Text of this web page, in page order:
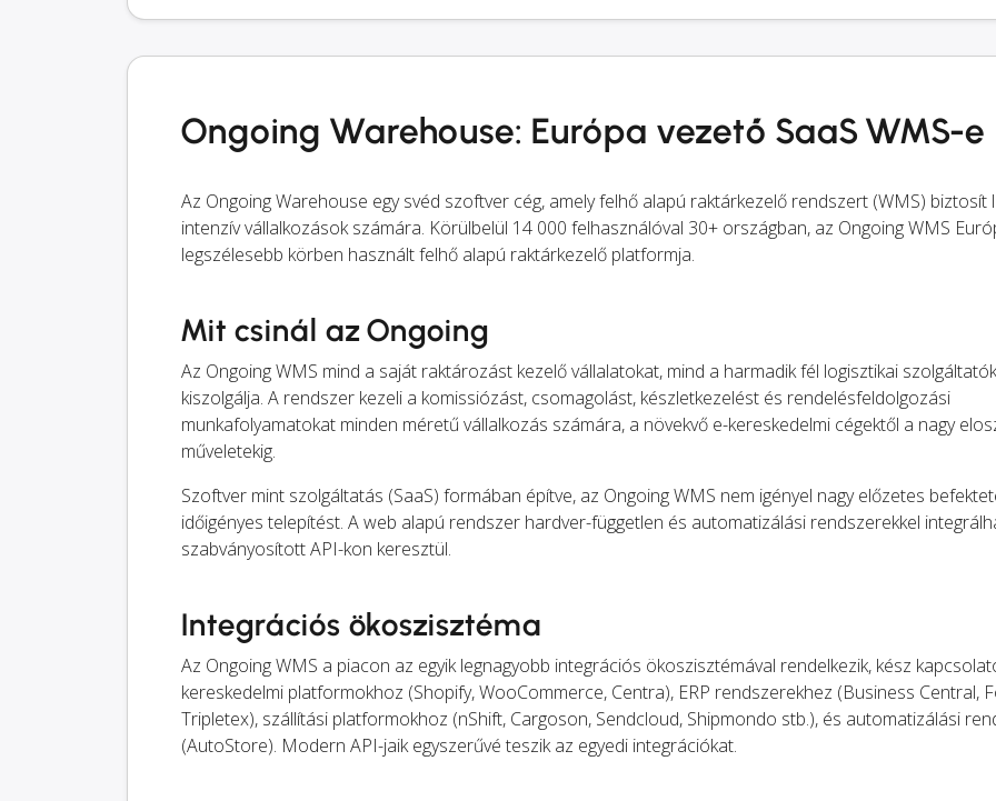
Ongoing Warehouse: Európa vezető SaaS WMS-e
Az Ongoing Warehouse egy svéd szoftver cég, amely felhő alapú raktárkezelő rendszert (WMS) biztosít
intenzív vállalkozások számára. Körülbelül 14 000 felhasználóval 30+ országban, az Ongoing WMS
legszélesebb körben használt felhő alapú raktárkezelő platformja.
Mit csinál az Ongoing
Az Ongoing WMS mind a saját raktározást kezelő vállalatokat, mind a harmadik fél logisztikai
kiszolgálja. A rendszer kezeli a komissiózást, csomagolást, készletkezelést és rendelésfeldolgozási
munkafolyamatokat minden méretű vállalkozás számára, a növekvő e-kereskedelmi cégektől a nagy
műveletekig.
Szoftver mint szolgáltatás (SaaS) formában építve, az Ongoing WMS nem igényel nagy előzetes
időigényes telepítést. A web alapú rendszer hardver-független és automatizálási rendszerekkel
szabványosított API-kon keresztül.
Integrációs ökoszisztéma
Az Ongoing WMS a piacon az egyik legnagyobb integrációs ökoszisztémával rendelkezik, kész
kereskedelmi platformokhoz (Shopify, WooCommerce, Centra), ERP rendszerekhez (Business Central,
Tripletex), szállítási platformokhoz (nShift, Cargoson, Sendcloud, Shipmondo stb.), és automatizálási
(AutoStore). Modern API-jaik egyszerűvé teszik az egyedi integrációkat.